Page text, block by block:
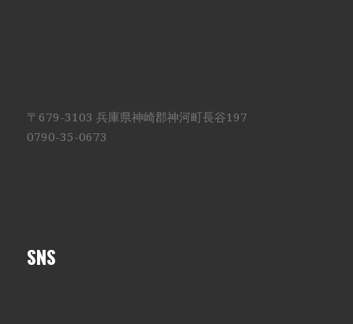
〒679-3103 兵庫県神崎郡神河町長谷197
0790-35-0673
SNS